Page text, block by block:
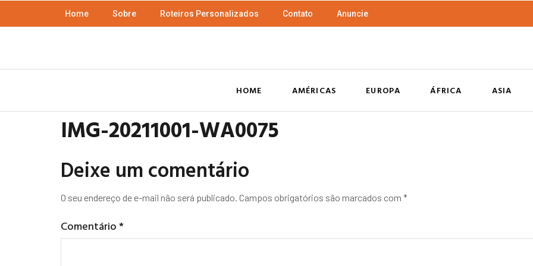
Home Sobre Roteiros Personalizados Contato Anuncie
HOME AMÉRICAS EUROPA ÁFRICA ASIA
IMG-20211001-WA0075
Deixe um comentário
O seu endereço de e-mail não será publicado. Campos obrigatórios são marcados com *
Comentário*